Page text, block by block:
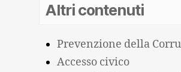
Altri contenuti
Prevenzione della
Accesso civico